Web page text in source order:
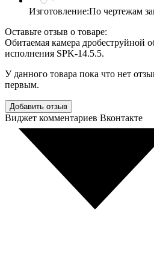
Изготовление:По чертежам
Оставьте отзыв о товаре:
Обитаемая камера дробеструйной
исполнения SPK-14.5.5.
У данного товара пока что нет
первым.
Добавить отзыв
Виджет комментариев Вконтакте